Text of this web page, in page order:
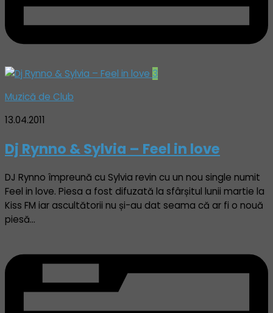
3
Muzică de Club
13.04.2011
Dj Rynno & Sylvia – Feel in love
DJ Rynno împreună cu Sylvia revin cu un nou single numit
Feel in love. Piesa a fost difuzată la sfârșitul lunii martie la
Kiss FM iar ascultătorii nu și-au dat seama că ar fi o nouă
piesă…